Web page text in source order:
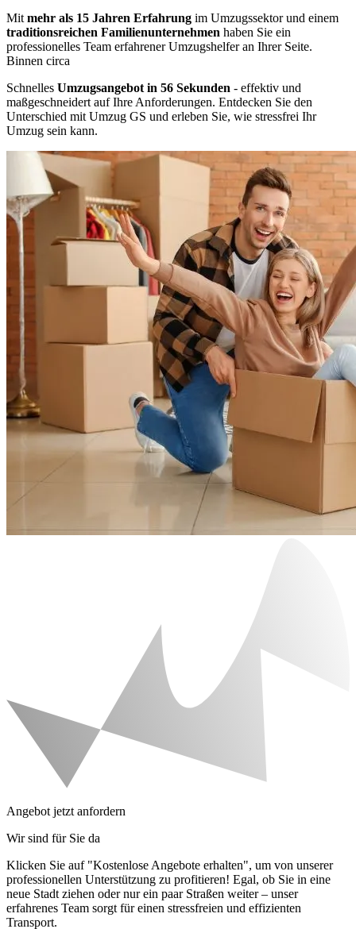
Mit mehr als 15 Jahren Erfahrung im Umzugssektor und einem
traditionsreichen Familienunternehmen haben Sie ein
professionelles Team erfahrener Umzugshelfer an Ihrer Seite.
Binnen circa
Schnelles Umzugsangebot in 56 Sekunden - effektiv und
maßgeschneidert auf Ihre Anforderungen. Entdecken Sie den
Unterschied mit Umzug GS und erleben Sie, wie stressfrei Ihr
Umzug sein kann.
Angebot jetzt anfordern
Wir sind für Sie da
Klicken Sie auf "Kostenlose Angebote erhalten", um von unserer
professionellen Unterstützung zu profitieren! Egal, ob Sie in eine
neue Stadt ziehen oder nur ein paar Straßen weiter – unser
erfahrenes Team sorgt für einen stressfreien und effizienten
Transport.